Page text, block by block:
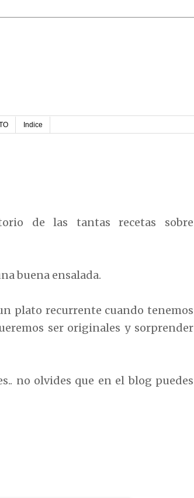
Indice
de las tantas recetas sobre
buena ensalada.
plato recurrente cuando tenemos
ser originales y sorprender
no olvides que en el blog puedes